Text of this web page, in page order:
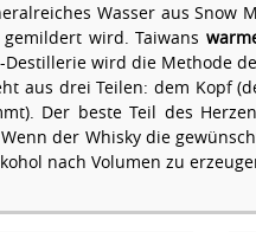
Wasser aus
wird. Taiwans
Destillerie wird die Methode
aus drei Teilen: dem Kopf
Der beste Teil des
der Whisky die
nach Volumen zu